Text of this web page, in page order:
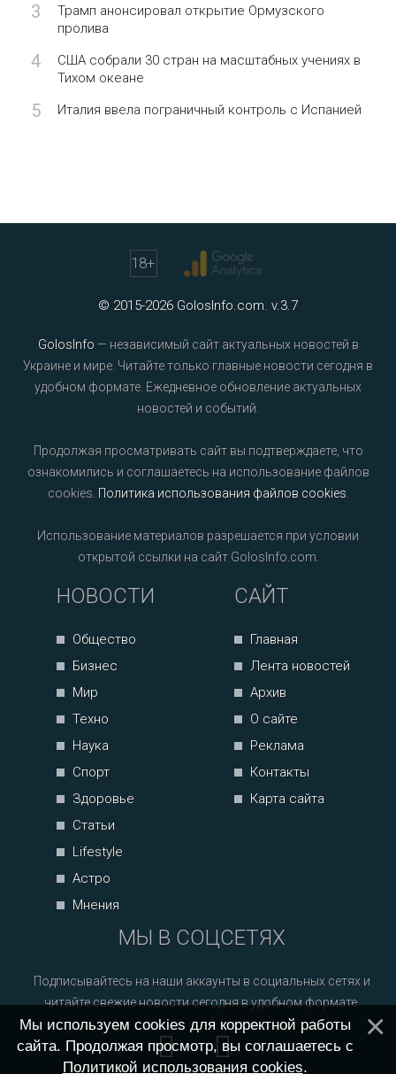
3
Трамп анонсировал открытие Ормузского
пролива
4
США собрали 30 стран на масштабных учениях в
Тихом океане
5 Италия ввела пограничный контроль с Испанией
18+
© 2015-2026 GolosInfo.com. v.3.7
GolosInfo — независимый сайт актуальных новостей в
Украине и мире. Читайте только главные новости сегодня в
удобном формате. Ежедневное обновление актуальных
новостей и событий.
Продолжая просматривать сайт вы подтверждаете, что
ознакомились и соглашаетесь на использование файлов
cookies. Политика использования файлов cookies
Использование материалов разрешается при условии
открытой ссылки на сайт GolosInfo.com.
НОВОСТИ
Общество
Бизнес
Мир
Техно
Наука
Спорт
Здоровье
Статьи
Lifestyle
Астро
Мнения
САЙТ
Главная
Лента новостей
Архив
О сайте
Реклама
Контакты
Карта сайта
МЫ В СОЦСЕТЯХ
Подписывайтесь на наши аккаунты в социальных сетях и
читайте свежие новости сегодня в удобном формате.
Мы используем cookies для корректной работы
сайта. Продолжая просмотр, вы соглашаетесь с
Политикой использования cookies.